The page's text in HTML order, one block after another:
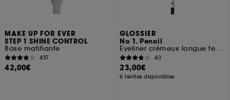
MAKE UP FOR EVER
STEP 1 SHINE CONTROL
Base matifiante
457
42,00€
GLOSSIER
No 1. Pencil
Eyeliner crémeux longue tenue
40
23,00€
6 teintes disponibles